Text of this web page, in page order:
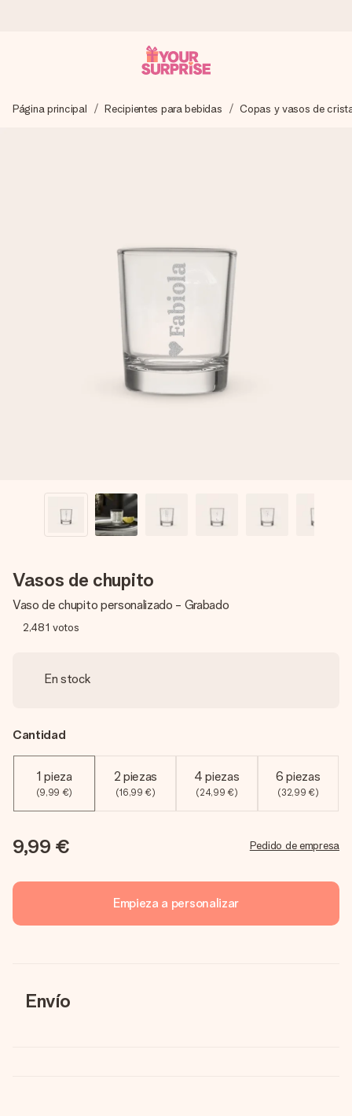
Preparamos tu regalo con cuidado y lo enviamos al vuelo,
Tarjeta de felicitación gratuita
Crea algo único en pocos pasos – con su nombre, tu foto o
un mensaje que llegue al corazón. Sin complicaciones, solo
todo el amor para el momento.
Página principal Recipientes para bebidas Copas y vasos de
Vasos de chupito
Vaso de chupito personalizado - Grabado
2,481 votos
En stock
Cantidad
1 pieza
(9,99 €)
2 piezas
(16,99 €)
4 piezas
(24,99 €)
6 piezas
(32,99 €)
9,99 € Pedido de empresa
Empieza a personalizar
Envío